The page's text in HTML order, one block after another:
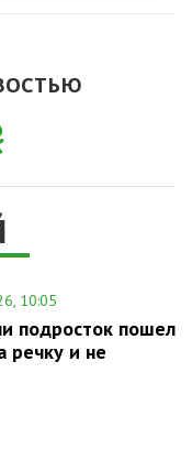
10:05
подросток пошел
речку и не